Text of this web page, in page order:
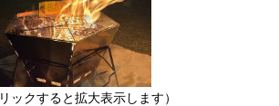
リックすると拡大表示します）